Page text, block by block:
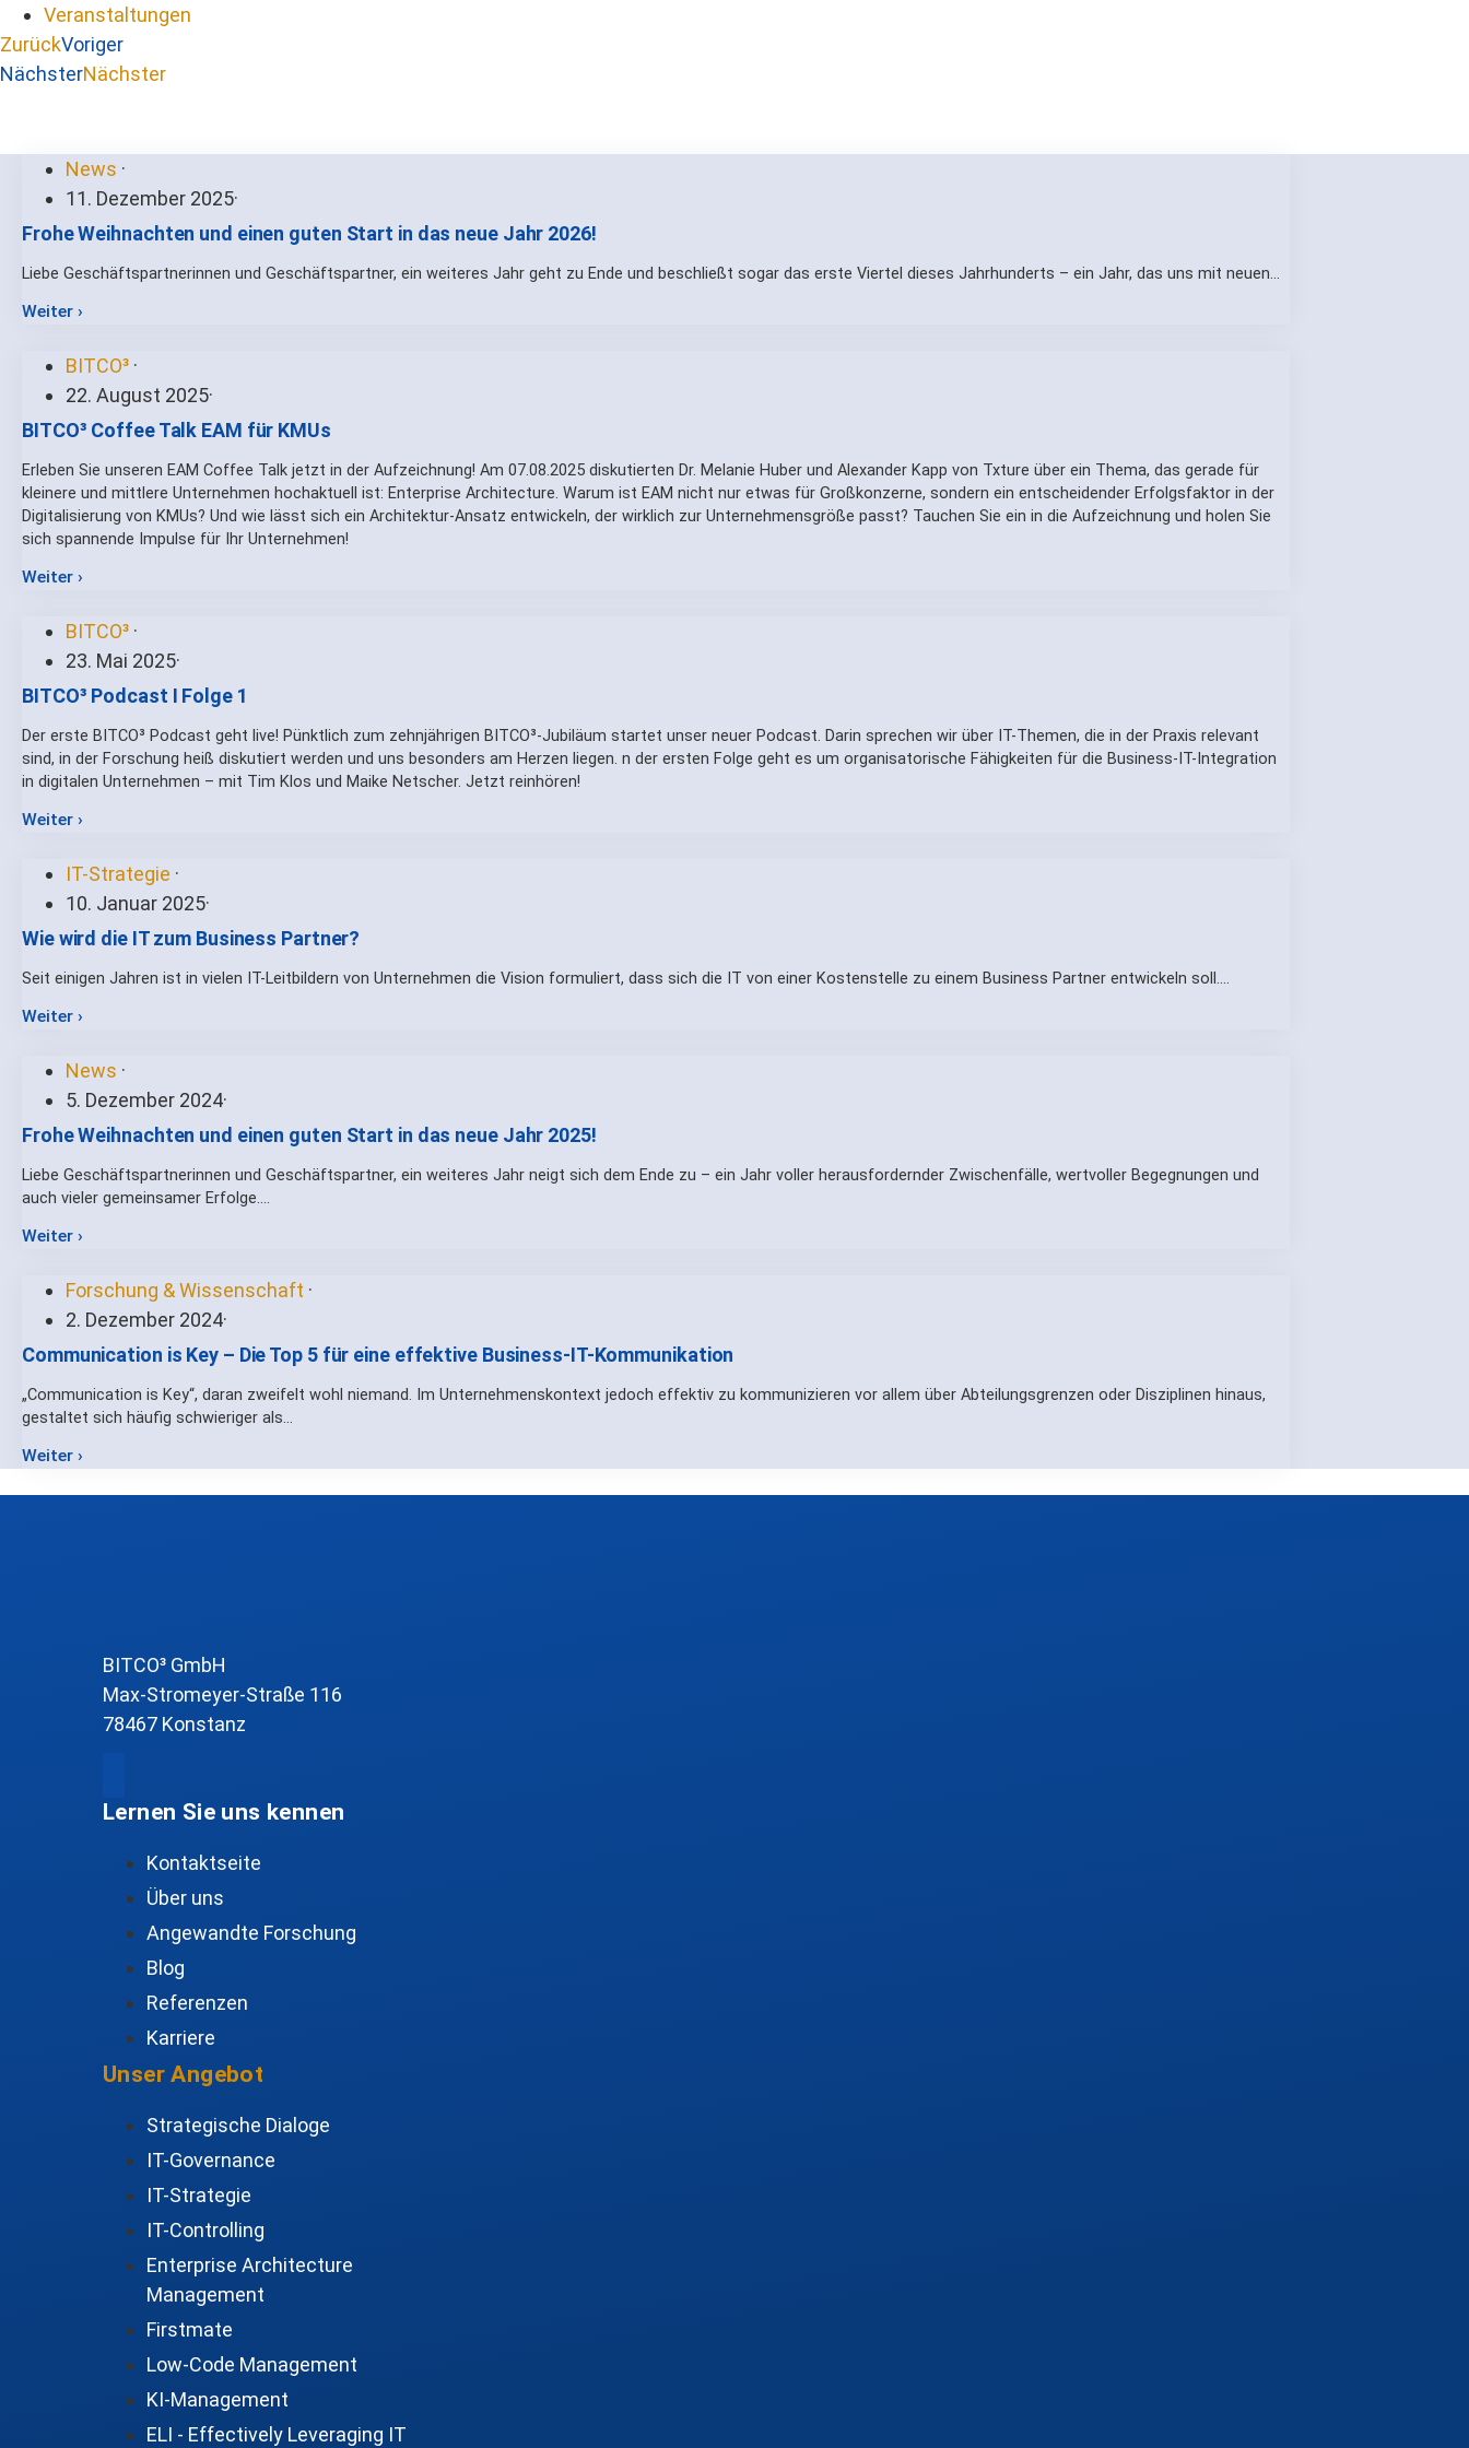
Veranstaltungen
ZurückVoriger
NächsterNächster
News ·
11. Dezember 2025·
Frohe Weihnachten und einen guten Start in das neue Jahr 2026!
Liebe Geschäftspartnerinnen und Geschäftspartner, ein weiteres Jahr geht zu Ende und beschließt sogar das erste Viertel dieses Jahrhunderts – ein Jahr, das uns mit neuen…
Weiter ›
BITCO³ ·
22. August 2025·
BITCO³ Coffee Talk EAM für KMUs
Erleben Sie unseren EAM Coffee Talk jetzt in der Aufzeichnung! Am 07.08.2025 diskutierten Dr. Melanie Huber und Alexander Kapp von Txture über ein Thema, das gerade für
kleinere und mittlere Unternehmen hochaktuell ist: Enterprise Architecture. Warum ist EAM nicht nur etwas für Großkonzerne, sondern ein entscheidender Erfolgsfaktor in der
Digitalisierung von KMUs? Und wie lässt sich ein Architektur-Ansatz entwickeln, der wirklich zur Unternehmensgröße passt? Tauchen Sie ein in die Aufzeichnung und holen Sie
sich spannende Impulse für Ihr Unternehmen!
Weiter ›
BITCO³ ·
23. Mai 2025·
BITCO³ Podcast I Folge 1
Der erste BITCO³ Podcast geht live! Pünktlich zum zehnjährigen BITCO³-Jubiläum startet unser neuer Podcast. Darin sprechen wir über IT-Themen, die in der Praxis relevant
sind, in der Forschung heiß diskutiert werden und uns besonders am Herzen liegen. n der ersten Folge geht es um organisatorische Fähigkeiten für die Business-IT-Integration
in digitalen Unternehmen – mit Tim Klos und Maike Netscher. Jetzt reinhören!
Weiter ›
IT-Strategie ·
10. Januar 2025·
Wie wird die IT zum Business Partner?
Seit einigen Jahren ist in vielen IT-Leitbildern von Unternehmen die Vision formuliert, dass sich die IT von einer Kostenstelle zu einem Business Partner entwickeln soll.…
Weiter ›
News ·
5. Dezember 2024·
Frohe Weihnachten und einen guten Start in das neue Jahr 2025!
Liebe Geschäftspartnerinnen und Geschäftspartner, ein weiteres Jahr neigt sich dem Ende zu – ein Jahr voller herausfordernder Zwischenfälle, wertvoller Begegnungen und
auch vieler gemeinsamer Erfolge.…
Weiter ›
Forschung & Wissenschaft ·
2. Dezember 2024·
Communication is Key – Die Top 5 für eine effektive Business-IT-Kommunikation
„Communication is Key“, daran zweifelt wohl niemand. Im Unternehmenskontext jedoch effektiv zu kommunizieren vor allem über Abteilungsgrenzen oder Disziplinen hinaus,
gestaltet sich häufig schwieriger als…
Weiter ›
BITCO³ GmbH
Max-Stromeyer-Straße 116
78467 Konstanz
Lernen Sie uns kennen
Kontaktseite
Über uns
Angewandte Forschung
Blog
Referenzen
Karriere
Unser Angebot
Strategische Dialoge
IT-Governance
IT-Strategie
IT-Controlling
Enterprise Architecture
Management
Firstmate
Low-Code Management
KI-Management
ELI - Effectively Leveraging IT